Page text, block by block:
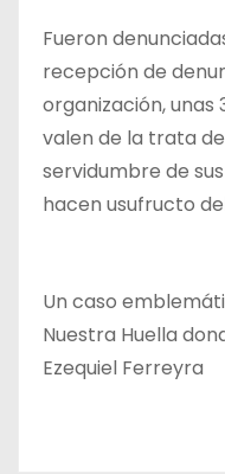
Fueron
recepción de
organización, unas
valen de la trata
servidumbre de
hacen usufructo
Un caso
Nuestra Huella
Ezequiel Ferreyra